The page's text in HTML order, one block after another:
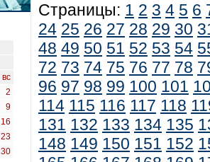
вс
2
9
16
23
30
Страницы: 1 2 3 4 5 6
24 25 26 27 28 29 30
48 49 50 51 52 53 54
72 73 74 75 76 77 78
96 97 98 99 100 101
114 115 116 117 118
131 132 133 134 135
148 149 150 151 152